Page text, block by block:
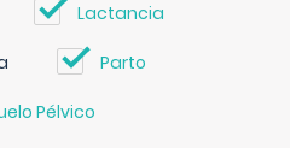
Lactancia
Parto
Pélvico